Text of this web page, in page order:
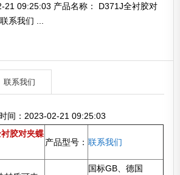
21 09:25:03 产品名称： D371J全衬胶对
系我们 ...
联系我们
间：2023-02-21 09:25:03
胶对夹蝶
产品型号： 联系我们
国标GB、德国